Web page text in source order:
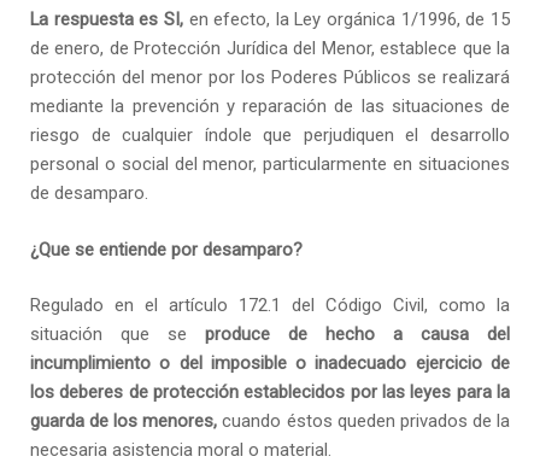
La respuesta es SI,en efecto, la Ley orgánica 1/1996, de 15
de enero, de Protección Jurídica del Menor, establece que la
protección del menor por los Poderes Públicos se realizará
mediante la prevención y reparación de las situaciones de
riesgo de cualquier índole que perjudiquen el desarrollo
personal o social del menor, particularmente en situaciones
de desamparo.
¿Que se entiende por desamparo?
Regulado en el artículo 172.1 del Código Civil, como la
situación que se produce de hecho a causa del
incumplimiento o del imposible o inadecuado ejercicio de
los deberes de protección establecidos por las leyes para la
guarda de los menores, cuando éstos queden privados de la
necesaria asistencia moral o material.